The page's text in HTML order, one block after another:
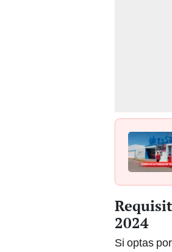
2024
Si optas